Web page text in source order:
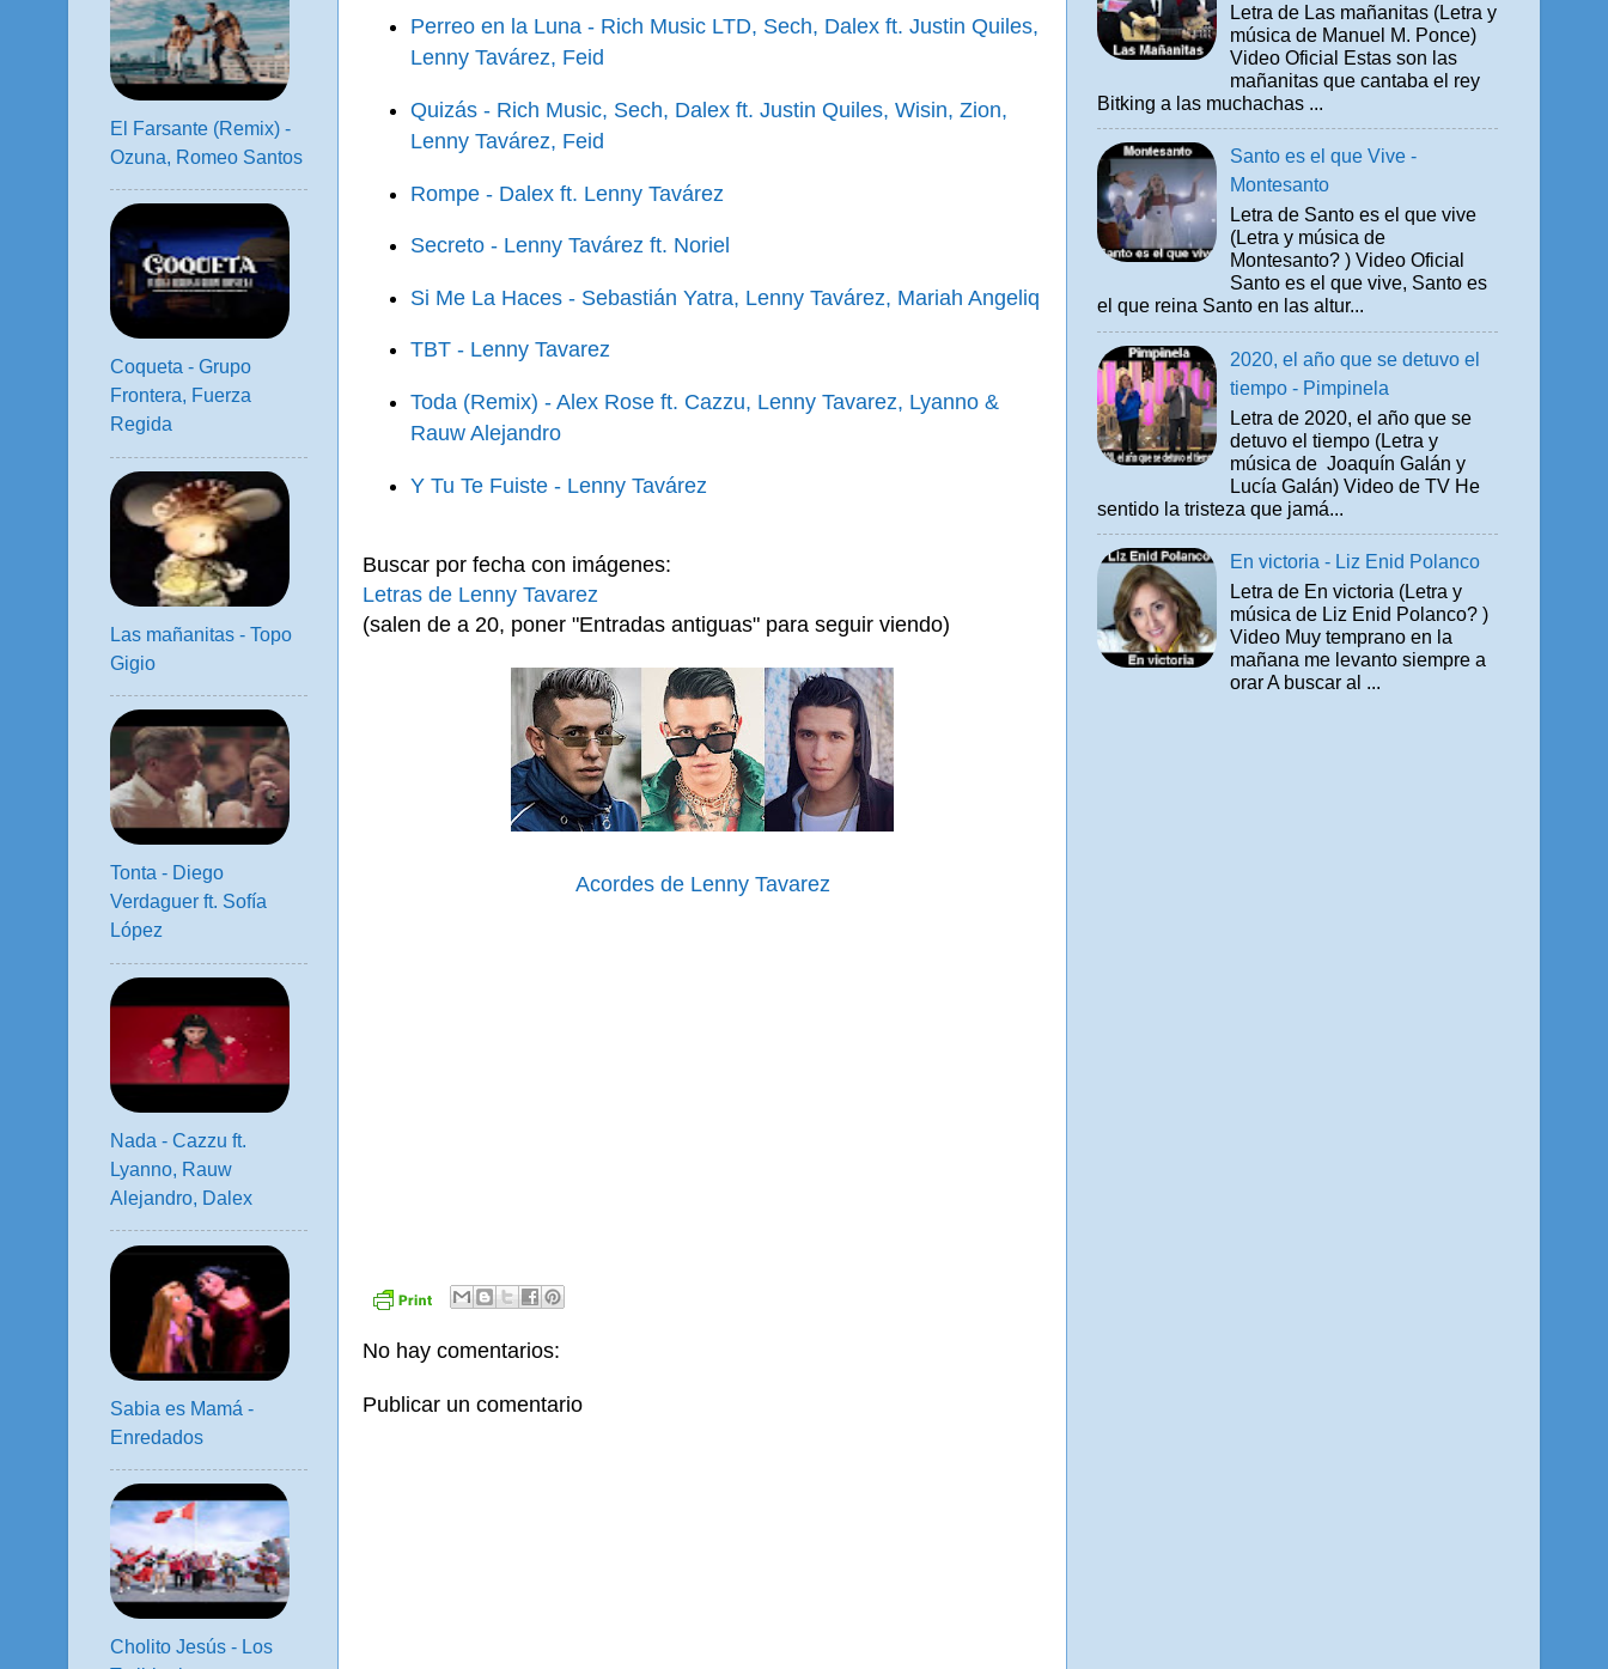
Perreo en la Luna - Rich Music LTD, Sech, Dalex ft. Justin Quiles,
Lenny Tavárez, Feid
Quizás - Rich Music, Sech, Dalex ft. Justin Quiles, Wisin, Zion,
Lenny Tavárez, Feid
Rompe - Dalex ft. Lenny Tavárez
Secreto - Lenny Tavárez ft. Noriel
Si Me La Haces - Sebastián Yatra, Lenny Tavárez, Mariah Angeliq
TBT - Lenny Tavarez
Toda (Remix) - Alex Rose ft. Cazzu, Lenny Tavarez, Lyanno &
Rauw Alejandro
Y Tu Te Fuiste - Lenny Tavárez
Buscar por fecha con imágenes:
Letras de Lenny Tavarez
(salen de a 20, poner "Entradas antiguas" para seguir viendo)
Acordes de Lenny Tavarez
No hay comentarios:
Publicar un comentario
El Farsante (Remix) -
Ozuna, Romeo Santos
Coqueta - Grupo
Frontera, Fuerza
Regida
Las mañanitas - Topo
Gigio
Tonta - Diego
Verdaguer ft. Sofía
López
Nada - Cazzu ft.
Lyanno, Rauw
Alejandro, Dalex
Sabia es Mamá -
Enredados
Cholito Jesús - Los
Letra de Las mañanitas (Letra y
música de Manuel M. Ponce)
Video Oficial Estas son las
mañanitas que cantaba el rey
Bitking a las muchachas ...
Santo es el que Vive -
Montesanto
Letra de Santo es el que vive
(Letra y música de
Montesanto? ) Video Oficial
Santo es el que vive, Santo es
el que reina Santo en las altur...
2020, el año que se detuvo el
tiempo - Pimpinela
Letra de 2020, el año que se
detuvo el tiempo (Letra y
música de Joaquín Galán y
Lucía Galán) Video de TV He
sentido la tristeza que jamá...
En victoria - Liz Enid Polanco
Letra de En victoria (Letra y
música de Liz Enid Polanco? )
Video Muy temprano en la
mañana me levanto siempre a
orar A buscar al ...